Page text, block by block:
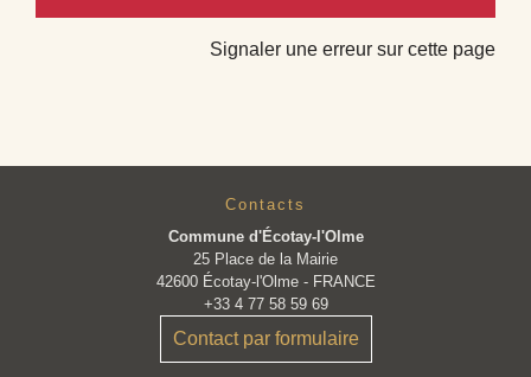
Signaler une erreur sur cette page
Contacts
Commune d'Écotay-l'Olme
25 Place de la Mairie
42600 Écotay-l'Olme - FRANCE
+33 4 77 58 59 69
Contact par formulaire